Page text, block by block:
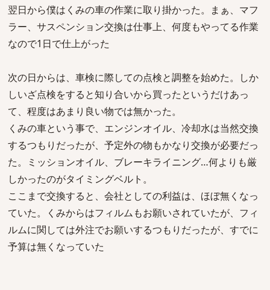
翌日から僕はくみの車の作業に取り掛かった。まぁ、マフ
ラー、サスペンション交換は仕事上、何度もやってる作業
なので1日で仕上がった
次の日からは、車検に際しての点検と調整を始めた。しか
しいざ点検をすると知り合いから買ったというだけあっ
て、程度はあまり良い物では無かった。
くみの車という事で、エンジンオイル、冷却水は当然交換
するつもりだったが、予定外の物もかなり交換が必要だっ
た。ミッションオイル、ブレーキライニング…何よりも厳
しかったのがタイミングベルト。
ここまで交換すると、会社としての利益は、ほぼ無くなっ
ていた。くみからはフィルムもお願いされていたが、フィ
ルムに関しては外注でお願いするつもりだったが、すでに
予算は無くなっていた